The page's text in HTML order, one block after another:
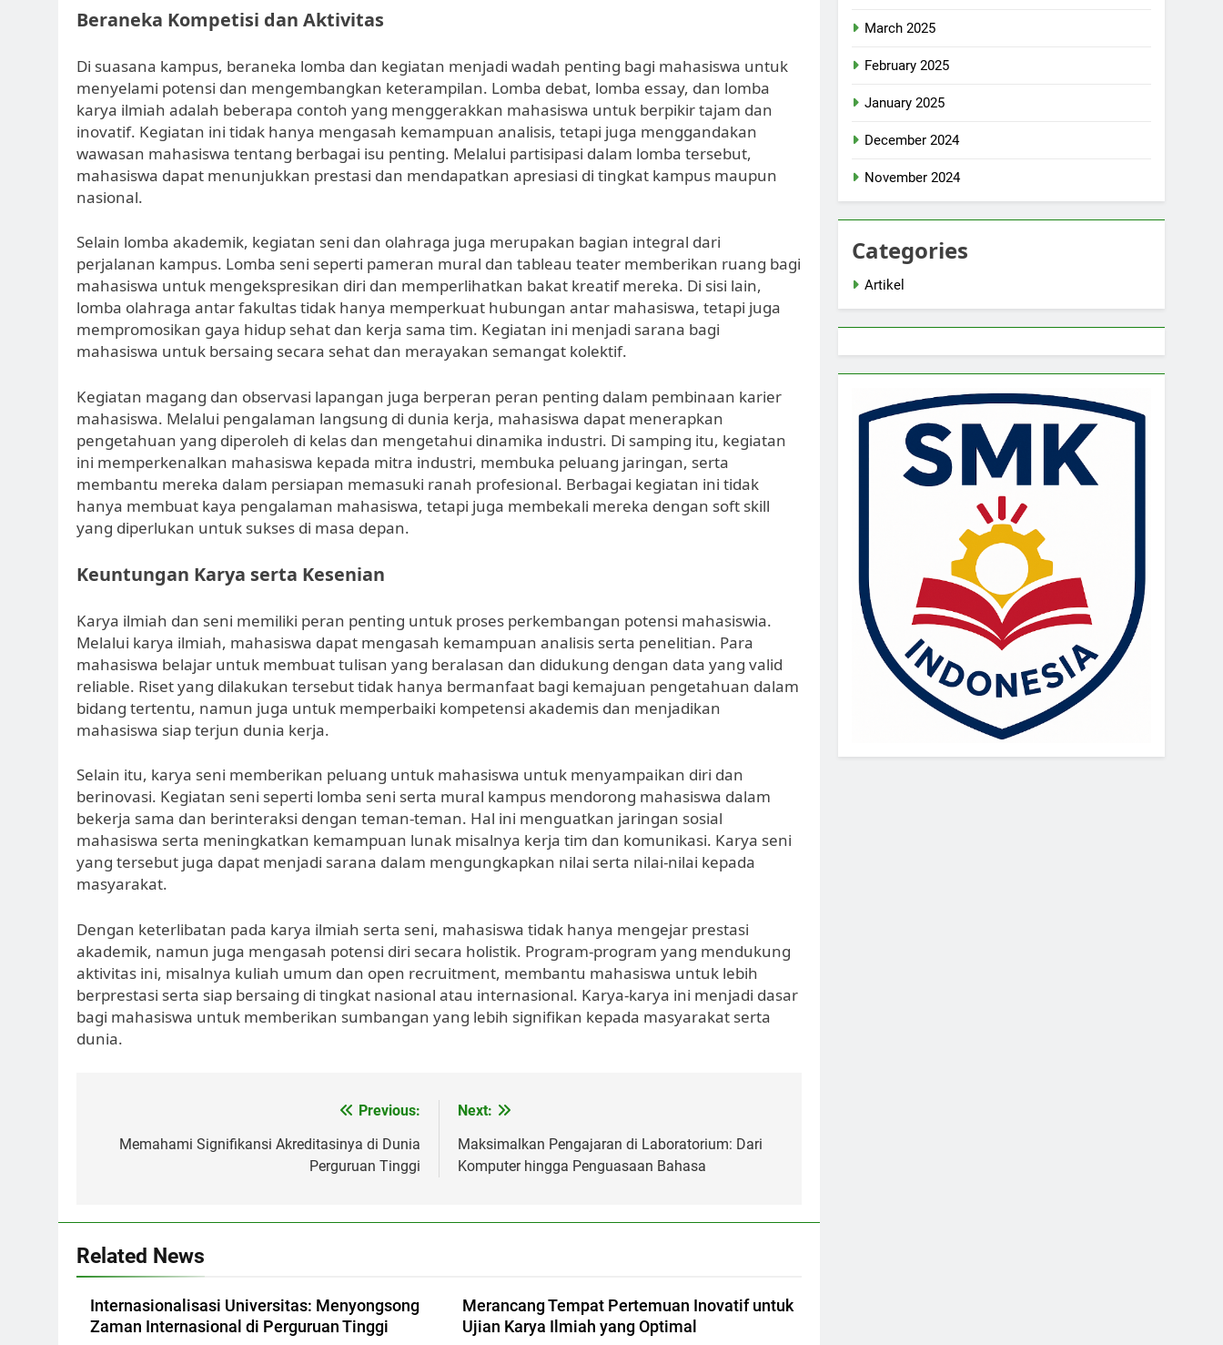
Beraneka Kompetisi dan Aktivitas
Di suasana kampus, beraneka lomba dan kegiatan menjadi wadah penting bagi mahasiswa untuk
menyelami potensi dan mengembangkan keterampilan. Lomba debat, lomba essay, dan lomba
karya ilmiah adalah beberapa contoh yang menggerakkan mahasiswa untuk berpikir tajam dan
inovatif. Kegiatan ini tidak hanya mengasah kemampuan analisis, tetapi juga menggandakan
wawasan mahasiswa tentang berbagai isu penting. Melalui partisipasi dalam lomba tersebut,
mahasiswa dapat menunjukkan prestasi dan mendapatkan apresiasi di tingkat kampus maupun
nasional.
Selain lomba akademik, kegiatan seni dan olahraga juga merupakan bagian integral dari
perjalanan kampus. Lomba seni seperti pameran mural dan tableau teater memberikan ruang bagi
mahasiswa untuk mengekspresikan diri dan memperlihatkan bakat kreatif mereka. Di sisi lain,
lomba olahraga antar fakultas tidak hanya memperkuat hubungan antar mahasiswa, tetapi juga
mempromosikan gaya hidup sehat dan kerja sama tim. Kegiatan ini menjadi sarana bagi
mahasiswa untuk bersaing secara sehat dan merayakan semangat kolektif.
Kegiatan magang dan observasi lapangan juga berperan peran penting dalam pembinaan karier
mahasiswa. Melalui pengalaman langsung di dunia kerja, mahasiswa dapat menerapkan
pengetahuan yang diperoleh di kelas dan mengetahui dinamika industri. Di samping itu, kegiatan
ini memperkenalkan mahasiswa kepada mitra industri, membuka peluang jaringan, serta
membantu mereka dalam persiapan memasuki ranah profesional. Berbagai kegiatan ini tidak
hanya membuat kaya pengalaman mahasiswa, tetapi juga membekali mereka dengan soft skill
yang diperlukan untuk sukses di masa depan.
Keuntungan Karya serta Kesenian
Karya ilmiah dan seni memiliki peran penting untuk proses perkembangan potensi mahasiswia.
Melalui karya ilmiah, mahasiswa dapat mengasah kemampuan analisis serta penelitian. Para
mahasiswa belajar untuk membuat tulisan yang beralasan dan didukung dengan data yang valid
reliable. Riset yang dilakukan tersebut tidak hanya bermanfaat bagi kemajuan pengetahuan dalam
bidang tertentu, namun juga untuk memperbaiki kompetensi akademis dan menjadikan
mahasiswa siap terjun dunia kerja.
Selain itu, karya seni memberikan peluang untuk mahasiswa untuk menyampaikan diri dan
berinovasi. Kegiatan seni seperti lomba seni serta mural kampus mendorong mahasiswa dalam
bekerja sama dan berinteraksi dengan teman-teman. Hal ini menguatkan jaringan sosial
mahasiswa serta meningkatkan kemampuan lunak misalnya kerja tim dan komunikasi. Karya seni
yang tersebut juga dapat menjadi sarana dalam mengungkapkan nilai serta nilai-nilai kepada
masyarakat.
Dengan keterlibatan pada karya ilmiah serta seni, mahasiswa tidak hanya mengejar prestasi
akademik, namun juga mengasah potensi diri secara holistik. Program-program yang mendukung
aktivitas ini, misalnya kuliah umum dan open recruitment, membantu mahasiswa untuk lebih
berprestasi serta siap bersaing di tingkat nasional atau internasional. Karya-karya ini menjadi dasar
bagi mahasiswa untuk memberikan sumbangan yang lebih signifikan kepada masyarakat serta
dunia.
navigation
Previous:
Memahami Signifikansi Akreditasinya di Dunia
Perguruan Tinggi
Next:
Maksimalkan Pengajaran di Laboratorium: Dari
Komputer hingga Penguasaan Bahasa
Related News
Internasionalisasi Universitas: Menyongsong
Zaman Internasional di Perguruan Tinggi
Merancang Tempat Pertemuan Inovatif untuk
Ujian Karya Ilmiah yang Optimal
March 2025
February 2025
January 2025
December 2024
November 2024
Categories
Artikel